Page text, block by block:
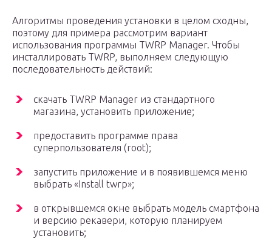
Алгоритмы проведения установки в целом сходны,
поэтому для примера рассмотрим вариант
использования программы TWRP Manager. Чтобы
инсталлировать TWRP, выполняем следующую
последовательность действий:
скачать TWRP Manager из стандартного
магазина, установить приложение;
предоставить программе права
суперпользователя (root);
запустить приложение и в появившемся меню
выбрать «Install twrp»;
в открывшемся окне выбрать модель смартфона
и версию рекавери, которую планируем
установить;